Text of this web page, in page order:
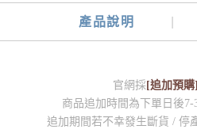
產品說明
官網採 [追加預購]
商品追加時間為下單日後7-
追加期間若不幸發生斷貨 / 停